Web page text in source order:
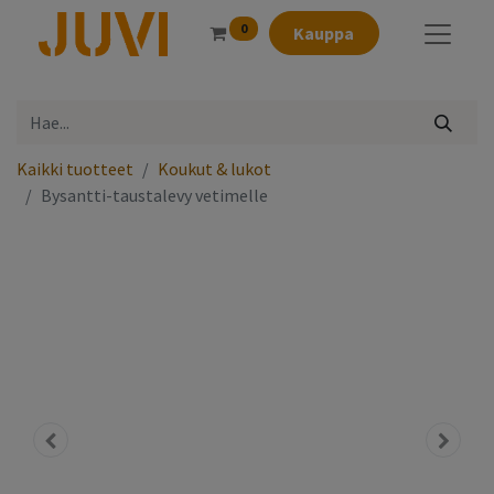
0 Kauppa
Kaikki tuotteet
Koukut & lukot
Bysantti-taustalevy vetimelle